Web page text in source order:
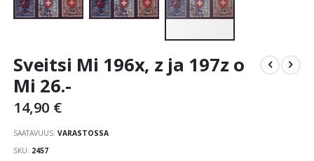
to
beginning
of
images
gallery
Sveitsi Mi 196x, z ja 197z o
Mi 26.-
14,90 €
SAATAVUUS: VARASTOSSA
SKU 2457